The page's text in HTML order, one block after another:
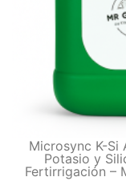
Microsync K-Si
Potasio y
Fertirrigación –